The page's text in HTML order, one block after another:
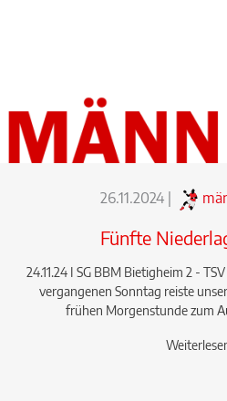
26.11.2024
Fünfte
24.11.24 I SG BBM Bietigheim 2 -
vergangenen Sonntag reiste
frühen Morgenstunde zum